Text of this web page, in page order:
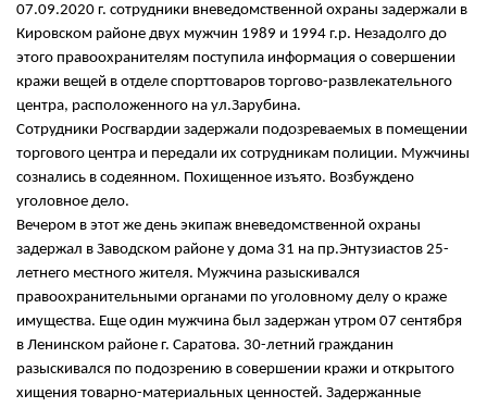
07.09.2020 г. сотрудники вневедомственной охраны задержали в
Кировском районе двух мужчин 1989 и 1994 г.р. Незадолго до
этого правоохранителям поступила информация о совершении
кражи вещей в отделе спорттоваров торгово-развлекательного
центра, расположенного на ул.Зарубина.
Сотрудники Росгвардии задержали подозреваемых в помещении
торгового центра и передали их сотрудникам полиции. Мужчины
сознались в содеянном. Похищенное изъято. Возбуждено
уголовное дело.
Вечером в этот же день экипаж вневедомственной охраны
задержал в Заводском районе у дома 31 на пр.Энтузиастов 25-
летнего местного жителя. Мужчина разыскивался
правоохранительными органами по уголовному делу о краже
имущества. Еще один мужчина был задержан утром 07 сентября
в Ленинском районе г. Саратова. 30-летний гражданин
разыскивался по подозрению в совершении кражи и открытого
хищения товарно-материальных ценностей. Задержанные